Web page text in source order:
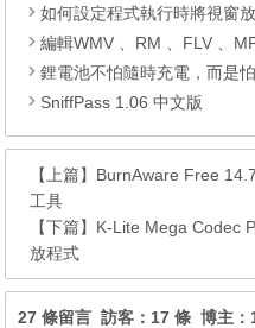
如何設定程式執行時將視窗
編輯WMV 、RM 、FLV 、MPG
鋰電池不怕隨時充電，而是怕
SniffPass 1.06 中文版
【上篇】 BurnAware Free
工具
【下篇】 K-Lite Mega Codec
放程式
27 條留言 訪客：17 條 博主：